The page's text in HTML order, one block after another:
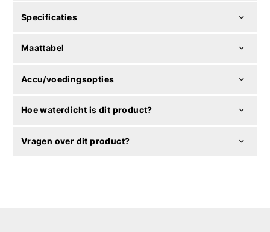
Specificaties
Maattabel
Accu/voedingsopties
Hoe waterdicht is dit product?
Vragen over dit product?